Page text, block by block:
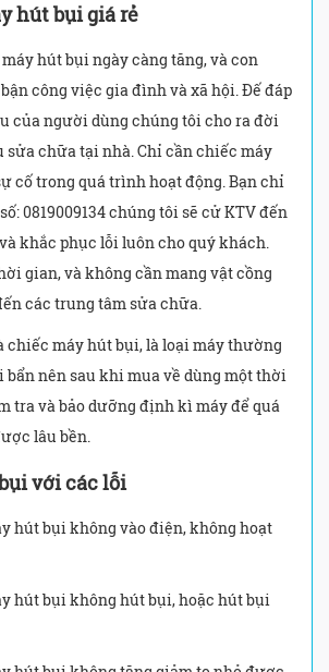
hút bụi giá rẻ
hút bụi ngày càng tăng, và con
công việc gia đình và xã hội. Đế đáp
của người dùng chúng tôi cho ra đời
chữa tại nhà. Chỉ cần chiếc máy
cố trong quá trình hoạt động. Bạn chỉ
0819009134 chúng tôi sẽ cử KTV đến
khắc phục lỗi luôn cho quý khách.
gian, và không cần mang vật cồng
các trung tâm sửa chữa.
chiếc máy hút bụi, là loại máy thường
bẩn nên sau khi mua về dùng một thời
tra và bảo dưỡng định kì máy để quá
lâu bền.
với các lỗi
hút bụi không vào điện, không hoạt
hút bụi không hút bụi, hoặc hút bụi